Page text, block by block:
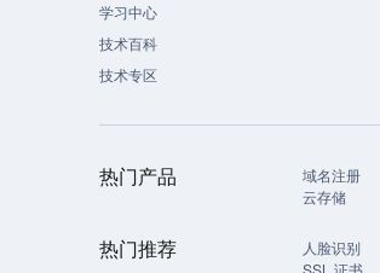
学习中心
技术百科
技术专区
热门产品 域名注册
云存储
热门推荐 人脸识别
SSL 证书